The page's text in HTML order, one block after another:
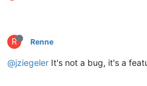
R Renne
@jziegeler It's not a bug, it's a